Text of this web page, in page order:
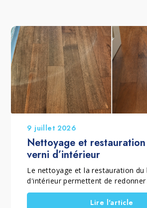
9 juillet 2026
Nettoyage et
verni d’intérieur
Le nettoyage et la restauration du
d'intérieur permettent de
à un parquet verni mat ou brillant
brillance, son homogénéité et sa
Lire l'article